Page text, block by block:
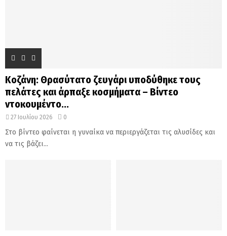
Κοζάνη: Θρασύτατο ζευγάρι υποδύθηκε τους
πελάτες και άρπαξε κοσμήματα – Βίντεο
ντοκουμέντο...
27 Ιουλίου 2026 0
Στο βίντεο φαίνεται η γυναίκα να περιεργάζεται τις αλυσίδες και
να τις βάζει...